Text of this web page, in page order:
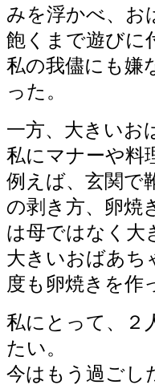
みを浮かべ、お
飽くまで遊びに
私の我儘にも嫌
った。
一方、大きいお
私にマナーや料
例えば、玄関で
の剥き方、卵焼
は母ではなく大
大きいおばあち
度も卵焼きを作
私にとって、２
たい。
今はもう過ごし